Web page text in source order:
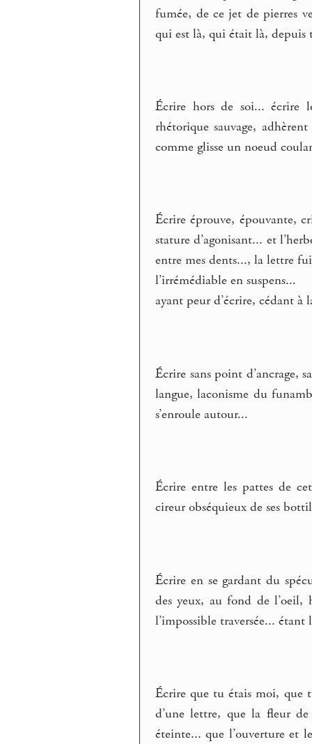
fumée, de ce jet de pierres
qui est là, qui était là, depuis
Écrire hors de soi... écrire
rhétorique sauvage,
comme glisse un noeud
Écrire éprouve, épouvante,
stature d’agonisant... et
entre mes dents..., la lettre
l’irrémédiable en suspens...
ayant peur d’écrire, cédant à
Écrire sans point d’ancrage,
langue, laconisme du
s’enroule autour...
Écrire entre les pattes de
cireur obséquieux de ses
Écrire en se gardant du
des yeux, au fond de l’oeil,
l’impossible traversée... étant
Écrire que tu étais moi, que
d’une lettre, que la fleur de
éteinte... que l’ouverture et